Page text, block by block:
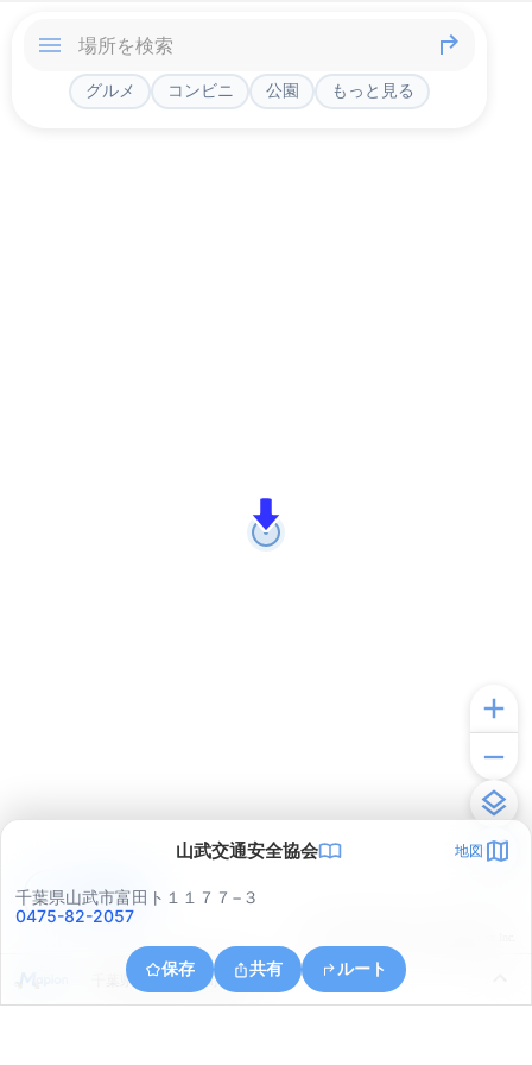
グルメ コンビニ 公園 もっと見る
山武交通安全協会 地図
千葉県山武市富田ト１１７７−３
0475-82-2057
保存 共有 ルート
千葉県山武市松尾町田越
アプリで見る